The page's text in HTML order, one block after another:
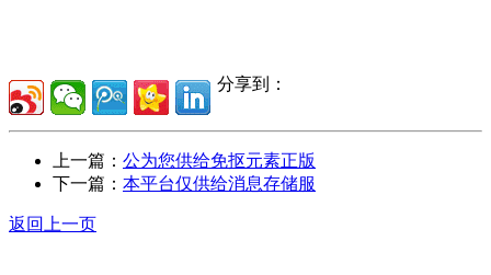
分享到：
上一篇： 公为您供给免抠元素正版
下一篇： 本平台仅供给消息存储服
返回上一页